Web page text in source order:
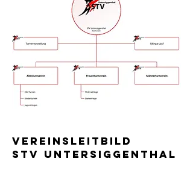
Vereinsleitbild
STV Untersiggenthal